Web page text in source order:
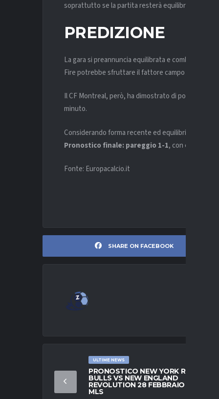
soprattutto se la partita resterà equilibrata.
PREDIZIONE
La gara si preannuncia equilibrata e combattuta,
Fire potrebbe sfruttare il fattore campo per partire
Il CF Montreal, però, ha dimostrato di poter
minuto.
Considerando forma recente ed equilibrio
Pronostico finale: pareggio 1-1, con entrambe
Fonte: Europacalcio.it
SHARE ON FACEBOOK
ULTIME NEWS
PRONOSTICO NEW YORK RED
BULLS VS NEW ENGLAND
REVOLUTION 28 FEBBRAIO 2026
MLS